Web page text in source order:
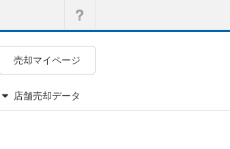
売却マイページ
店舗売却データ